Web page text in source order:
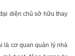
diện chủ sở hữu thay
là cơ quan quản lý nhà